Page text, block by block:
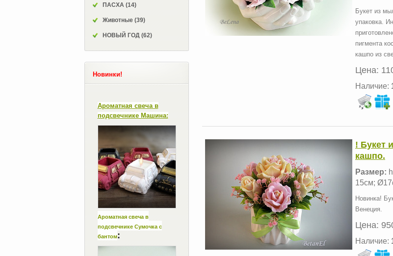
Букет из
упаковка.
пигмента
кашпо из
Цена:
Наличие:
! Букет
кашпо.
Размер: h
15см;
Новинка!
Венеция.
Цена:
Наличие:
ПАСХА (14)
Животные (39)
НОВЫЙ ГОД (62)
Новинки!
Ароматная свеча в
подсвечнике Машина:
Ароматная свеча в
подсвечнике Сумочка с
бантом: